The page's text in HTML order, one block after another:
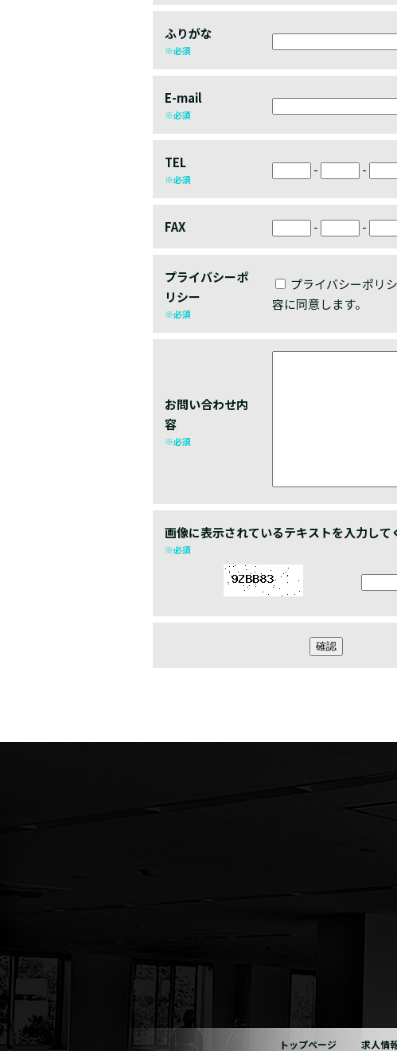
ふりがな
※必須
E-mail
※必須
TEL
※必須
- -
FAX - -
プライバシーポ
リシー
※必須
プライバシーポリ
容に同意します。
お問い合わせ内
容
※必須
画像に表示されているテキストを入力して
※必須
トップページ 求人情